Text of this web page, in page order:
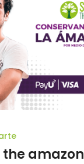
the amazon